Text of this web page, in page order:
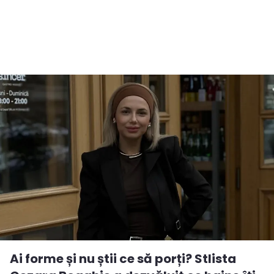
Ai forme și nu știi ce să porți? Stlista